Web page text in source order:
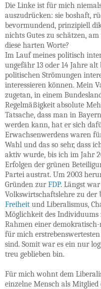
Die Linke ist für mich
auszudrücken: sie boshaft,
bevormundend, prinzipiell
nichts Gutes zu schätzen,
diese harten Worte?
Im Lauf meines politisch
ungefähr 13 oder 14 Jahre
politischen Strömungen
interessieren können. Mein
zugetan, in einem
Regelmäßigkeit absolute
Tatsache, dass man in
werden kann, hat er sich
Erwachsenwerdens waren
Wahl und das so sehr, dass
aktiv wurde, bis ich im Jahr
Erfolgen der grünen
Partei austrat. Um 2003
Gründen zurFDP. Längst
Volkswirtschaftslehre zu der
Freiheit und Liberalismus,
Möglichkeit des
Rahmen einer
für mich
sind. Somit war es ein nur
treu geblieben bin.
Für mich wohnt dem
einzelne Mensch als